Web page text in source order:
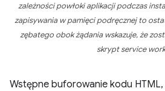
zależności powłoki aplikacji podczas
zapisywania w pamięci podręcznej to
zębatego obok żądania wskazuje, że
skrypt service
Wstępne buforowanie kodu HTML,